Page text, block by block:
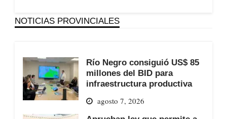
NOTICIAS PROVINCIALES
Río Negro consiguió US$ 85
millones del BID para
infraestructura productiva
agosto 7, 2026